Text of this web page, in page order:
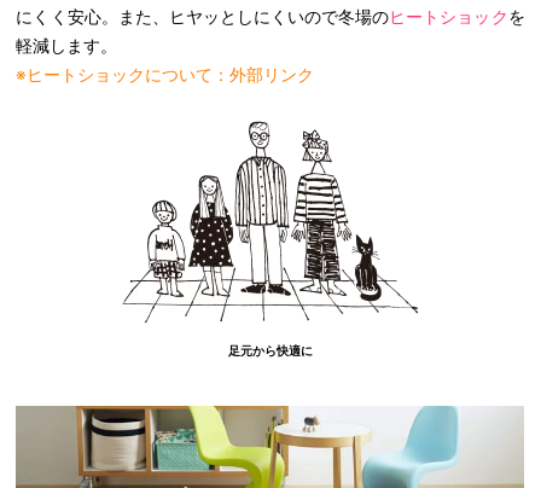
にくく安心。また、ヒヤッとしにくいので冬場のヒートショックを
軽減します。
※ヒートショックについて：外部リンク
足元から快適に